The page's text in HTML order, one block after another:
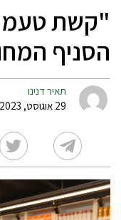
"קשת
הסניף
תאיר דנינו
29 אוגוסט, 2023 07:38